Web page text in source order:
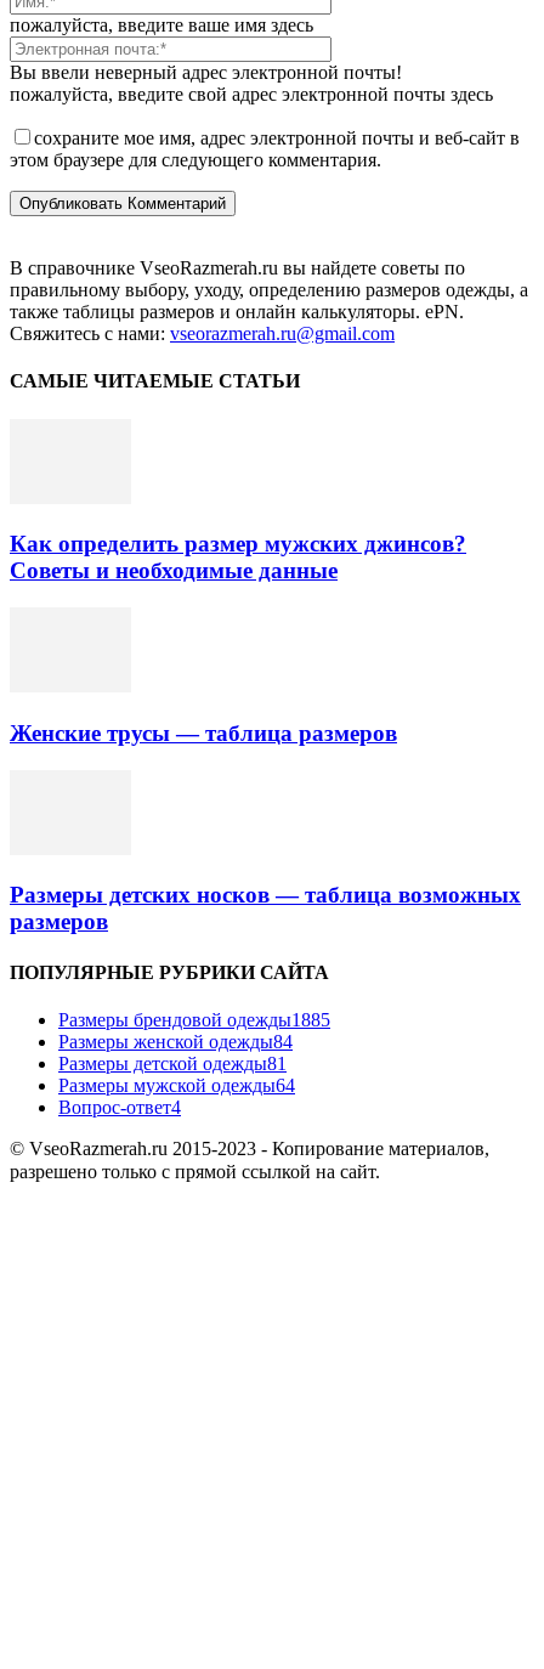
пожалуйста, введите ваше имя здесь
Вы ввели неверный адрес электронной почты!
пожалуйста, введите свой адрес электронной почты здесь
сохраните мое имя, адрес электронной почты и веб-сайт в
этом браузере для следующего комментария.
В справочнике VseoRazmerah.ru вы найдете советы по
правильному выбору, уходу, определению размеров одежды, а
также таблицы размеров и онлайн калькуляторы. ePN.
Свяжитесь с нами: vseorazmerah.ru@gmail.com
САМЫЕ ЧИТАЕМЫЕ СТАТЬИ
Как определить размер мужских джинсов?
Советы и необходимые данные
Женские трусы — таблица размеров
Размеры детских носков — таблица возможных
размеров
ПОПУЛЯРНЫЕ РУБРИКИ САЙТА
Размеры брендовой одежды1885
Размеры женской одежды84
Размеры детской одежды81
Размеры мужской одежды64
Вопрос-ответ4
© VseoRazmerah.ru 2015-2023 - Копирование материалов,
разрешено только с прямой ссылкой на сайт.